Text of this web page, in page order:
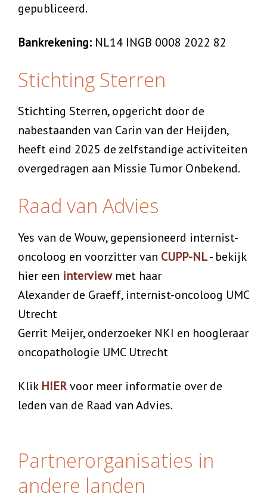
gepubliceerd.
Bankrekening: NL14 INGB 0008 2022 82
Stichting Sterren
Stichting Sterren, opgericht door de
nabestaanden van Carin van der Heijden,
heeft eind 2025 de zelfstandige activiteiten
overgedragen aan Missie Tumor Onbekend.
Raad van Advies
Yes van de Wouw, gepensioneerd internist-
oncoloog en voorzitter van CUPP-NL- bekijk
hier een interview met haar
Alexander de Graeff, internist-oncoloog UMC
Utrecht
Gerrit Meijer, onderzoeker NKI en hoogleraar
oncopathologie UMC Utrecht
Klik HIERvoor meer informatie over de
leden van de Raad van Advies.
Partnerorganisaties in
andere landen